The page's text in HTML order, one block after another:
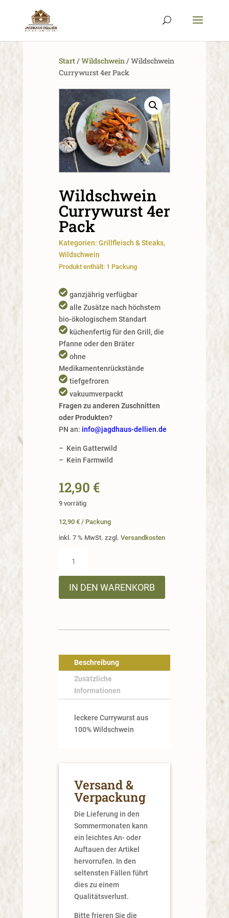
Start/Wildschwein/ Wildschwein
Currywurst 4er Pack
Wildschwein
Currywurst 4er
Pack
Kategorien: Grillfleisch & Steaks,
Wildschwein
Produkt enthält: 1 Packung
ganzjährig verfügbar
alle Zusätze nach höchstem
bio-ökologischem Standart
küchenfertig für den Grill, die
Pfanne oder den Bräter
ohne
Medikamentenrückstände
tiefgefroren
vakuumverpackt
Fragen zu anderen Zuschnitten
oder Produkten?
PN an: info@jagdhaus-dellien.de
– Kein Gatterwild
– Kein Farmwild
12,90 €
9 vorrätig
12,90 €/ Packung
inkl. 7 % MwSt. zzgl. Versandkosten
Currywurst
4er
Pack
Menge
IN DEN WARENKORB
Beschreibung
Zusätzliche
Informationen
leckere Currywurst aus
100% Wildschwein
Versand &
Verpackung
Die Lieferung in den
Sommermonaten kann
ein leichtes An- oder
Auftauen der Artikel
hervorrufen. In den
seltensten Fällen führt
dies zu einem
Qualitätsverlust.
Bitte frieren Sie die